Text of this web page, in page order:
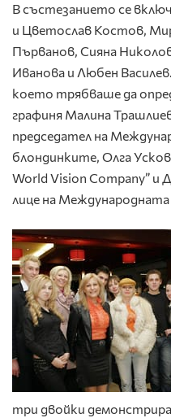
В състезанието се
и Цветослав Костов,
Първанов, Сияна
Иванова и Любен
което трябваше да
графиня Малина
председател на
блондинките, Олга
World Vision Company” и
лице на
три двойки